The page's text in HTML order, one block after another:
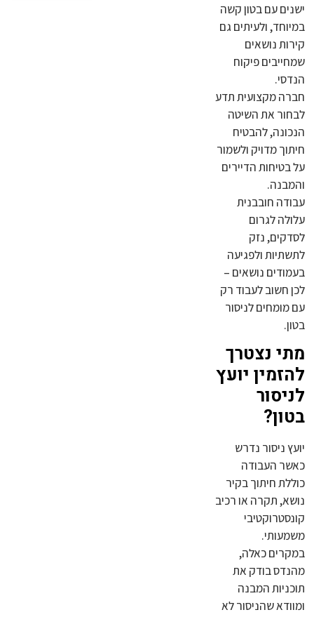
ישנים עם בטון קשה
במיוחד, ולעיתים גם
קירות נושאים
שמחייבים פיקוח
הנדסי.
חברה מקצועית תדע
לבחור את השיטה
הנכונה, להבטיח
חיתוך מדויק ולשמור
על בטיחות הדיירים
והמבנה.
עבודה חובבנית
עלולה לגרום
לסדקים, נזק
לתשתיות ולפגיעה
בעמודים נושאים –
לכן חשוב לעבוד רק
עם מומחים לניסור
בטון.
מתי נצטרך
להזמין יועץ
לניסור
בטון?
יועץ ניסור נדרש
כאשר העבודה
כוללת חיתוך בקיר
נושא, תקרה או רכיב
קונסטרוקטיבי
משמעותי.
במקרים כאלה,
מהנדס בודק את
תוכניות המבנה
ומוודא שהניסור לא